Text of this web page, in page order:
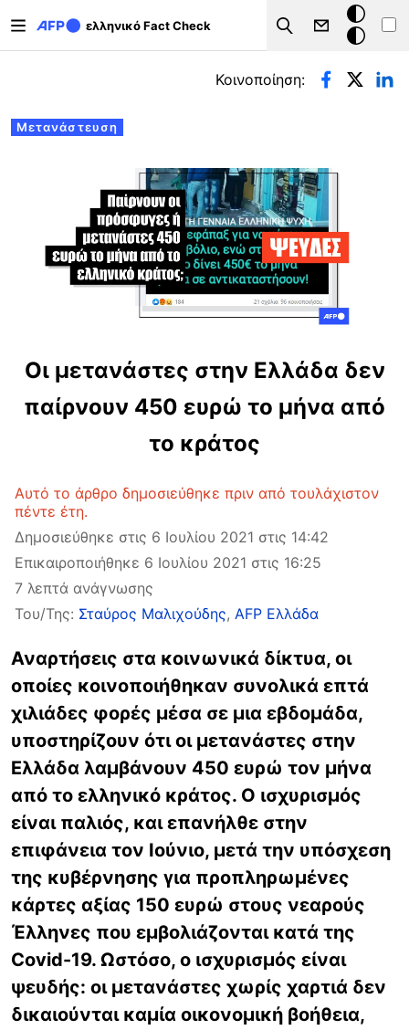
ελληνικό Fact Check
Search
Σκοτεινή
Πρωτεύουσες καρτέλες
Μετανάστευση
Κοινοποίηση:
Οι μετανάστες στην Ελλάδα δεν
παίρνουν 450 ευρώ το μήνα από
το κράτος
Αυτό το άρθρο δημοσιεύθηκε πριν από τουλάχιστον
πέντε έτη.
Δημοσιεύθηκε στις 6 Ιουλίου 2021 στις 14:42
Επικαιροποιήθηκε 6 Ιουλίου 2021 στις 16:25
7 λεπτά ανάγνωσης
Του/Της: Σταύρος Μαλιχούδης, AFP Ελλάδα
Αναρτήσεις στα κοινωνικά δίκτυα, οι
οποίες κοινοποιήθηκαν συνολικά επτά
χιλιάδες φορές μέσα σε μια εβδομάδα,
υποστηρίζουν ότι οι μετανάστες στην
Ελλάδα λαμβάνουν 450 ευρώ τον μήνα
από το ελληνικό κράτος. Ο ισχυρισμός
είναι παλιός, και επανήλθε στην
επιφάνεια τον Ιούνιο, μετά την υπόσχεση
της κυβέρνησης για προπληρωμένες
κάρτες αξίας 150 ευρώ στους νεαρούς
Έλληνες που εμβολιάζονται κατά της
Covid-19. Ωστόσο, ο ισχυρισμός είναι
ψευδής: οι μετανάστες χωρίς χαρτιά δεν
δικαιούνται καμία οικονομική βοήθεια,